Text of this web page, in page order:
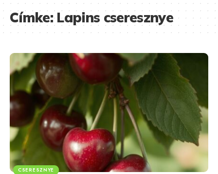
Címke:Lapins cseresznye
CSERESZNYE